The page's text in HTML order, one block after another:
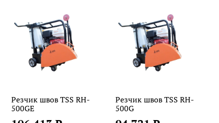
Резчик швов TSS RH-
500GE
Резчик швов TSS RH-
500G